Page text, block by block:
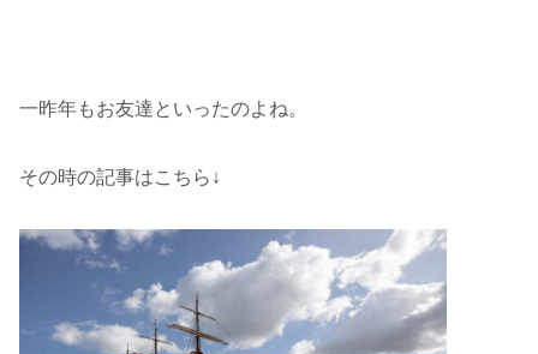
一昨年もお友達といったのよね。
その時の記事はこちら↓